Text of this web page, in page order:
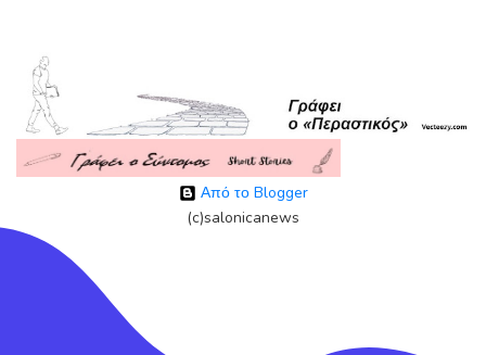
Από το Blogger
(c)salonicanews